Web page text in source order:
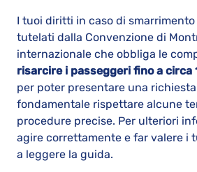
I tuoi diritti in caso di
tutelati dalla Convenzione di
internazionale che obbliga le
risarcire i passeggeri fino a circa
per poter presentare una
fondamentale rispettare alcune
procedure precise. Per ulteriori
agire correttamente e far valere i
a leggere la guida.